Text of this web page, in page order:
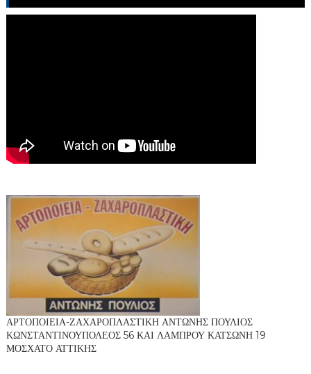
ΑΡΤΟΠΟΙΕΙΑ-ΖΑΧΑΡΟΠΛΑΣΤΙΚΗ ΑΝΤΩΝΗΣ ΠΟΥΛΙΟΣ
ΚΩΝΣΤΑΝΤΙΝΟΥΠΟΛΕΟΣ 56 ΚΑΙ ΛΑΜΠΡΟΥ ΚΑΤΣΩΝΗ 19
ΜΟΣΧΑΤΟ ΑΤΤΙΚΗΣ